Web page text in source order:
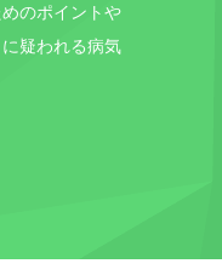
のポイントや
疑われる病気